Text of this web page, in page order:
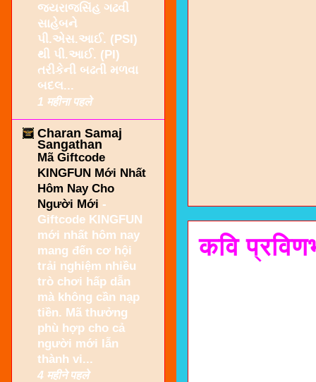
कवि
જયરાજસિંહ ગઢવી
સાહેબને
પી.એસ.આઈ. (PSI)
થી પી.આઈ. (PI)
તરીકેની બઢતી મળવા
બદલ...
1 महीना पहले
Charan Samaj
Sangathan
Mã Giftcode
KINGFUN Mới Nhất
Hôm Nay Cho
Người Mới -
Giftcode KINGFUN
mới nhất hôm nay
mang đến cơ hội
trải nghiệm nhiều
trò chơi hấp dẫn
mà không cần nạp
tiền. Mã thưởng
phù hợp cho cả
người mới lẫn
thành vi...
4 महीने पहले